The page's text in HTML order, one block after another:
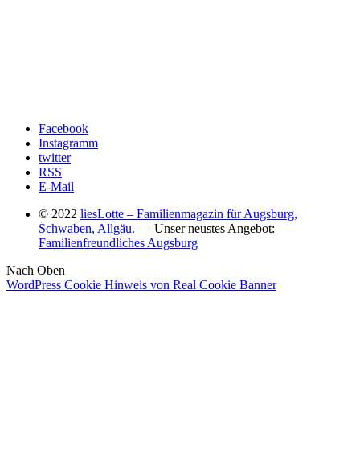
Facebook
Instagramm
twitter
RSS
E-Mail
© 2022 liesLotte – Familienmagazin für Augsburg,
Schwaben, Allgäu. — Unser neustes Angebot:
Familienfreundliches Augsburg
Nach Oben
WordPress Cookie Hinweis von Real Cookie Banner